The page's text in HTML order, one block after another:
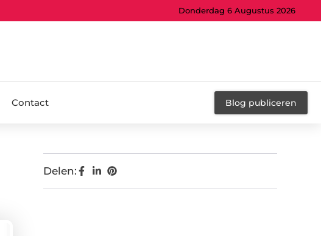
Donderdag 6 Augustus 2026
Contact Blog publiceren
Delen: